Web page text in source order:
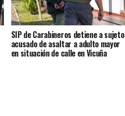
SIP de Carabineros detiene a sujeto
acusado de asaltar a adulto mayor
en situación de calle en Vicuña